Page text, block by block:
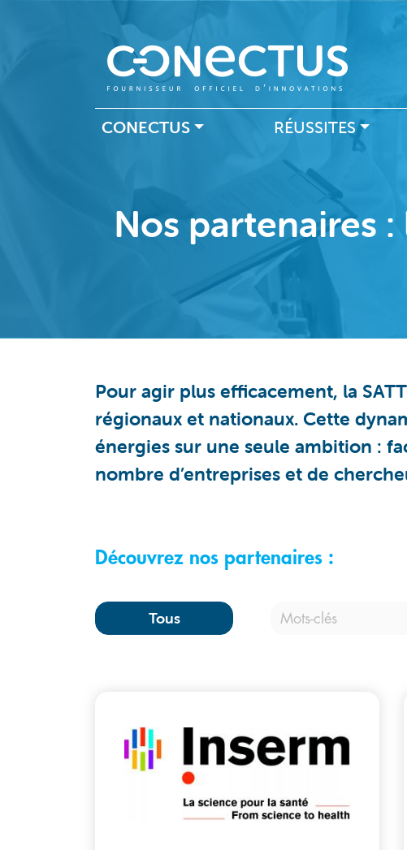
Navigation principale
CONECTUS RÉUSSITES
Nos partenaires
Pour agir plus efficacement, la
régionaux et nationaux. Cette
énergies sur une seule ambition :
nombre d’entreprises et de
Découvrez nos partenaires :
Tous